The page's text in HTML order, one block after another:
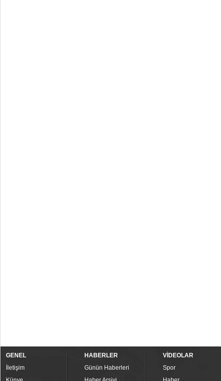
GENEL
İletişim
HABERLER
Günün Haberleri
VİDEOLAR
Spor